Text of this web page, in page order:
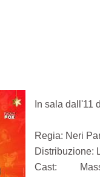
In sala dall'11
Regia: Neri
Distribuzione:
Cast: